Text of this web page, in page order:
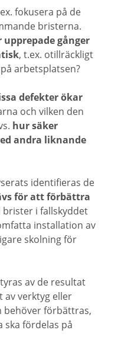
fokusera på de
bristerna.
gånger
, t.ex. otillräckligt
arbetsplatsen?
defekter ökar
och vilken den
hur säker
andra liknande
identifieras de
för att förbättra
brister i fallskyddet
installation av
skolning för
av de resultat
av verktyg eller
behöver förbättras,
fördelas på